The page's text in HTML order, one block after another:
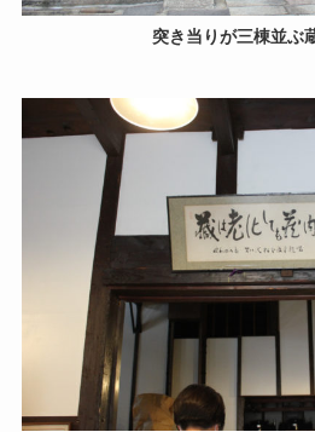
突き当りが三棟並ぶ